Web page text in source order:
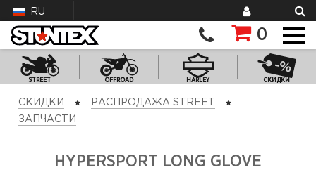
RU
0
STREET OFFROAD HARLEY СКИДКИ
СКИДКИ
РАСПРОДАЖА STREET
ЗАПЧАСТИ
HYPERSPORT LONG GLOVE